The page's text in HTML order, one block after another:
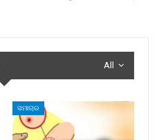
All
ସମାଚାର